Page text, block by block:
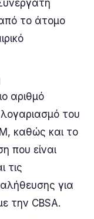
το άτομο
αριθμό
του
καθώς και το
που είναι
τις
για
την CBSA.